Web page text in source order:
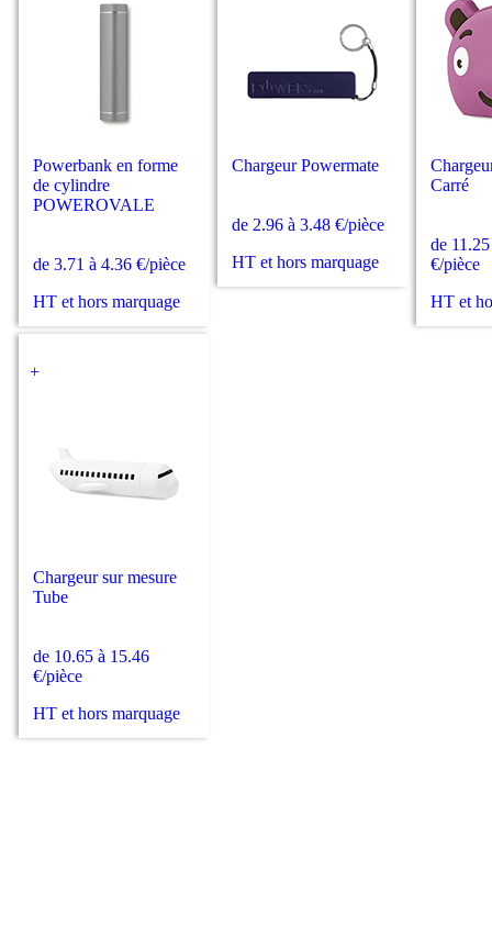
Powerbank en forme
de cylindre
POWEROVALE
de 3.71 à 4.36 €/pièce
HT et hors marquage
Chargeur Powermate
de 2.96 à 3.48 €/pièce
HT et hors marquage
Carré
de
€/pièce
HT et
+
Chargeur sur mesure
Tube
de 10.65 à 15.46
€/pièce
HT et hors marquage